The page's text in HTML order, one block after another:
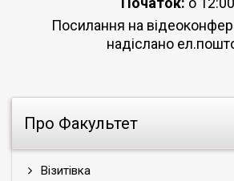
Про Факультет
Візитівка
Посилання на
надіслано